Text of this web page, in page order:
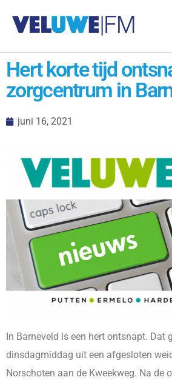
Hert korte tijd
zorgcentrum in
juni 16, 2021
In Barneveld is een hert ontsnapt. Dat
dinsdagmiddag uit een afgesloten
Norschoten aan de Kweekweg. Na de